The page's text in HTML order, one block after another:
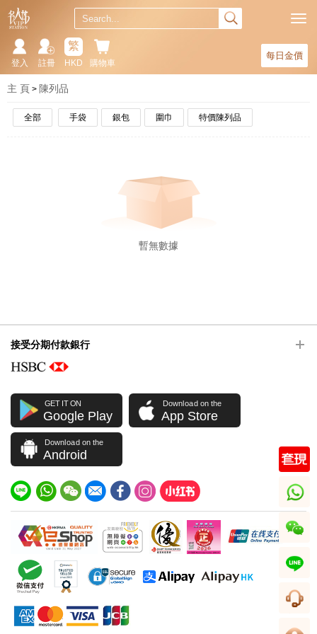
每日金價
購物車
繁
HKD
註冊
登入
主 頁 陳列品
全部 手袋 銀包 圍巾 特價陳列品
暫無數據
接受分期付款銀行
GET IT ON
Google Play
Download on the
App Store
Download on the
Android
whatsapp